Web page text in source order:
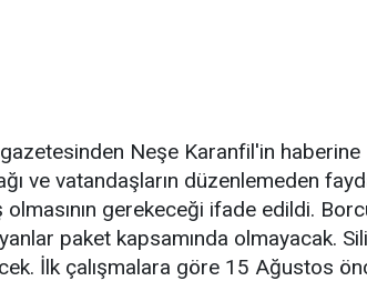
Neşe Karanfil'in
ve vatandaşların düzenlemeden
olmasının gerekeceği ifade edildi.
paket kapsamında olmayacak.
İlk çalışmalara göre 15 Ağustos